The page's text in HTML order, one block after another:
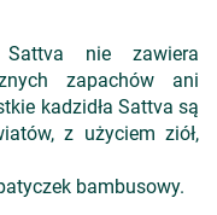
Sattva nie zawiera
zapachów ani
kadzidła Sattva są
z użyciem ziół,
bambusowy.